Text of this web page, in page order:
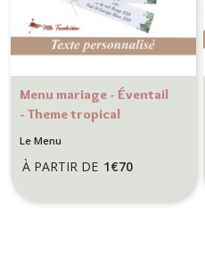
Menu mariage - Éventail
- Theme tropical
Le Menu
À PARTIR DE 1€70